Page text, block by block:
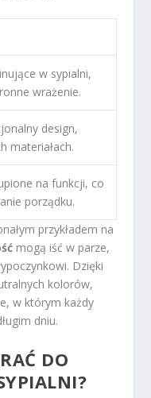
w sypialni,
wrażenie.
design,
materiałach.
na funkcji, co
porządku.
przykładem na
mogą iść w parze,
Dzięki
kolorów,
w którym każdy
dniu.
DO